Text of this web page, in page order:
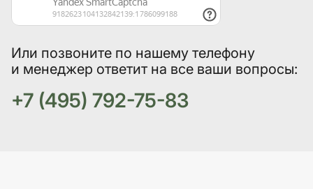
Или позвоните по нашему телефону
и менеджер ответит на все ваши вопросы:
+7 (495) 792-75-83